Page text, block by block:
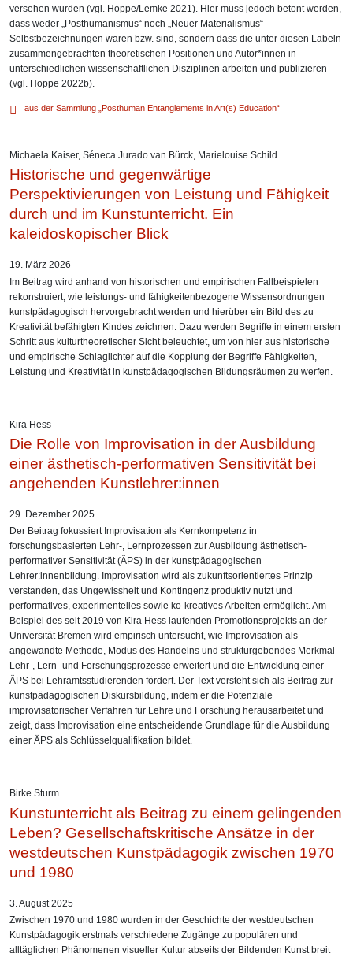
versehen wurden (vgl. Hoppe/Lemke 2021). Hier muss jedoch betont werden,
dass weder „Posthumanismus“ noch „Neuer Materialismus“
Selbstbezeichnungen waren bzw. sind, sondern dass die unter diesen Labeln
zusammengebrachten theoretischen Positionen und Autor*innen in
unterschiedlichen wissenschaftlichen Disziplinen arbeiten und publizieren
(vgl. Hoppe 2022b).
aus der Sammlung „Posthuman Entanglements in Art(s) Education“
Michaela Kaiser, Séneca Jurado van Bürck, Marielouise Schild
Historische und gegenwärtige
Perspektivierungen von Leistung und Fähigkeit
durch und im Kunstunterricht. Ein
kaleidoskopischer Blick
19. März 2026
Im Beitrag wird anhand von historischen und empirischen Fallbeispielen
rekonstruiert, wie leistungs- und fähigkeitenbezogene Wissensordnungen
kunstpädagogisch hervorgebracht werden und hierüber ein Bild des zu
Kreativität befähigten Kindes zeichnen. Dazu werden Begriffe in einem ersten
Schritt aus kulturtheoretischer Sicht beleuchtet, um von hier aus historische
und empirische Schlaglichter auf die Kopplung der Begriffe Fähigkeiten,
Leistung und Kreativität in kunstpädagogischen Bildungsräumen zu werfen.
Kira Hess
Die Rolle von Improvisation in der Ausbildung
einer ästhetisch-performativen Sensitivität bei
angehenden Kunstlehrer:innen
29. Dezember 2025
Der Beitrag fokussiert Improvisation als Kernkompetenz in
forschungsbasierten Lehr-, Lernprozessen zur Ausbildung ästhetisch-
performativer Sensitivität (ÄPS) in der kunstpädagogischen
Lehrer:innenbildung. Improvisation wird als zukunftsorientiertes Prinzip
verstanden, das Ungewissheit und Kontingenz produktiv nutzt und
performatives, experimentelles sowie ko-kreatives Arbeiten ermöglicht. Am
Beispiel des seit 2019 von Kira Hess laufenden Promotionsprojekts an der
Universität Bremen wird empirisch untersucht, wie Improvisation als
angewandte Methode, Modus des Handelns und strukturgebendes Merkmal
Lehr-, Lern- und Forschungsprozesse erweitert und die Entwicklung einer
ÄPS bei Lehramtsstudierenden fördert. Der Text versteht sich als Beitrag zur
kunstpädagogischen Diskursbildung, indem er die Potenziale
improvisatorischer Verfahren für Lehre und Forschung herausarbeitet und
zeigt, dass Improvisation eine entscheidende Grundlage für die Ausbildung
einer ÄPS als Schlüsselqualifikation bildet.
Birke Sturm
Kunstunterricht als Beitrag zu einem gelingenden
Leben? Gesellschaftskritische Ansätze in der
westdeutschen Kunstpädagogik zwischen 1970
und 1980
3. August 2025
Zwischen 1970 und 1980 wurden in der Geschichte der westdeutschen
Kunstpädagogik erstmals verschiedene Zugänge zu populären und
alltäglichen Phänomenen visueller Kultur abseits der Bildenden Kunst breit